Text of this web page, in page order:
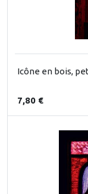
Icône en bois,
7,80 €